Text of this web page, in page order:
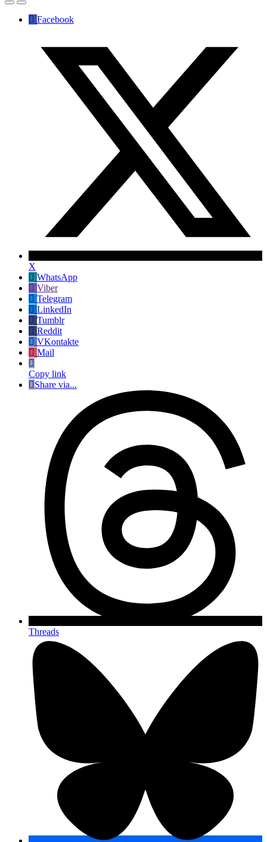
Facebook
X
WhatsApp
Viber
Telegram
LinkedIn
Tumblr
Reddit
VKontakte
Mail
Copy link
Share via...
Threads